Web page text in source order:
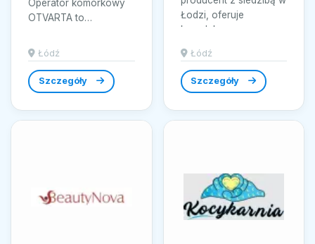
Operator komórkowy
OTVARTA to
rozwijająca się firma
telekomunikacyjna z
siedzibą w Łodzi,...
Łódź
Szczegóły
Łodzi, oferuje
kompleksowe
zakresie systemów...
Łódź
Szczegóły